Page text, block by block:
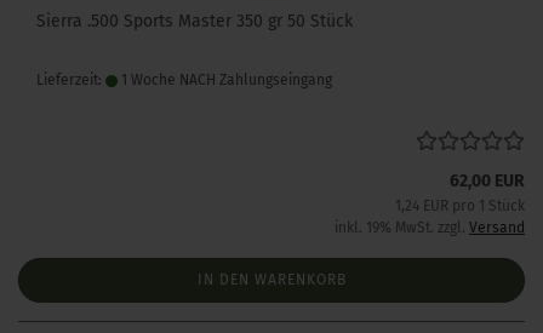
Sierra .500 Sports Master 350 gr 50 Stück
Lieferzeit: 1 Woche NACH Zahlungseingang
62,00 EUR
1,24 EUR pro 1 Stück
inkl. 19% MwSt. zzgl. Versand
IN DEN WARENKORB